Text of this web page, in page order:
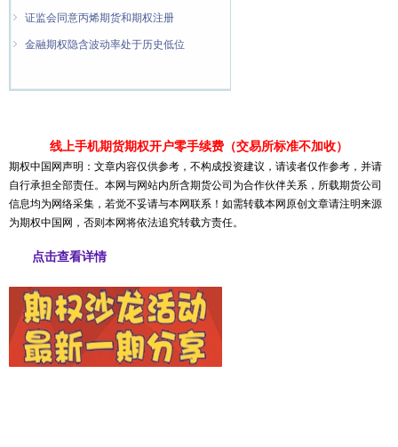
ꁇ 证监会同意丙烯期货和期权注册
ꁇ 金融期权隐含波动率处于历史低位
线上手机期货期权开户零手续费（交易所标准不加收）
期权中国网声明：文章内容仅供参考，不构成投资建议，请读者仅作参考，并请
自行承担全部责任。本网与网站内所含期货公司为合作伙伴关系，所载期货公司
信息均为网络采集，若觉不妥请与本网联系！如需转载本网原创文章请注明来源
为期权中国网，否则本网将依法追究转载方责任。
点击查看详情